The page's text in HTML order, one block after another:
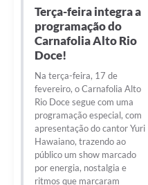
Terça-feira integra a
programação do
Carnafolia Alto Rio
Doce!
Na terça-feira, 17 de
fevereiro, o Carnafolia Alto
Rio Doce segue com uma
programação especial, com
apresentação do cantor Yuri
Hawaiano, trazendo ao
público um show marcado
por energia, nostalgia e
ritmos que marcaram